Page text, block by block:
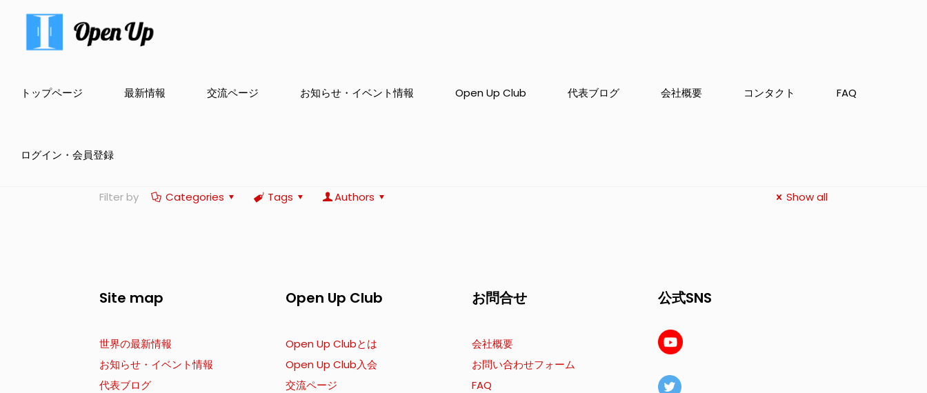
トップページ 最新情報 交流ページ お知らせ・イベント情報 Open Up Club 代表ブログ 会社概要 コンタクト FAQ
ログイン・会員登録
Filter by Categories Tags Authors Show all
Site map
世界の最新情報
お知らせ・イベント情報
代表ブログ
Open Up Club
Open Up Clubとは
Open Up Club入会
交流ページ
お問合せ
会社概要
お問い合わせフォーム
FAQ
公式SNS